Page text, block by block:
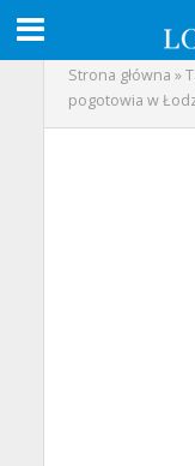
Strona główna »
pogotowia w